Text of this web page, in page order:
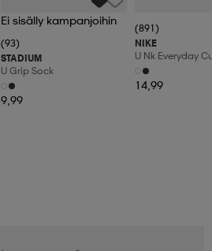
Ei sisälly kampanjoihin
(93)
STADIUM
U Grip Sock
9,99
(891)
NIKE
U Nk Everyday
3pr
14,99